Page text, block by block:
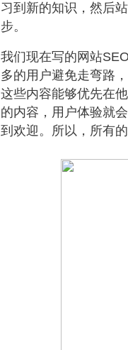
习到新的知识，然后
步。
我们现在写的 网站
多的用户避免走弯路
这些内容能够优先在
的内容，用户体验就
到欢迎。所以，所有